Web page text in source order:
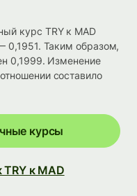
курс TRY к MAD
0,1951. Таким образом,
0,1999. Изменение
составило
курсы
к MAD